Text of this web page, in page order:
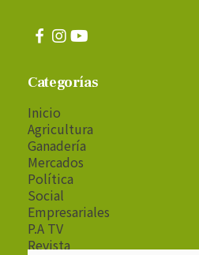
Categorías
Inicio
Agricultura
Ganadería
Mercados
Política
Social
Empresariales
P.A TV
Revista